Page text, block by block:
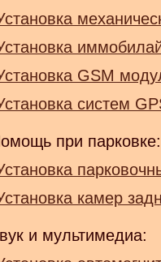
GSM
систем
при парковке:
камер
и мультимедиа: